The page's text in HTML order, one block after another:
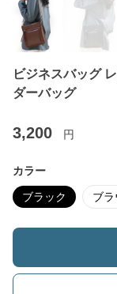
ビジネスバッグ
ダーバッグ
3,200 円
カラー
ブラック ブラ